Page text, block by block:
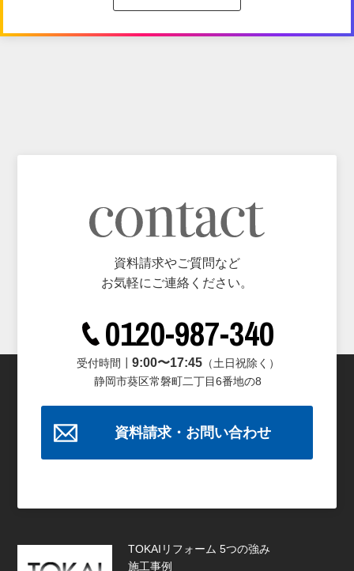
資料請求やご質問など
お気軽にご連絡ください。
0120-987-340
受付時間┃ 9:00〜17:45（土日祝除く）
静岡市葵区常磐町二丁目6番地の8
資料請求・お問い合わせ
TOKAIリフォーム 5つの強み
施工事例